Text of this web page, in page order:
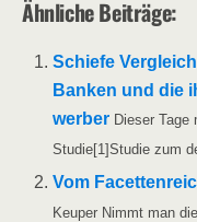
Ähn­li­che Beiträge:
Schie­fe
Ban­ken und die
wer­ber Die­ser Tage
Stu­die[1]Stu­die zum
Vom
Keu­per Nimmt man